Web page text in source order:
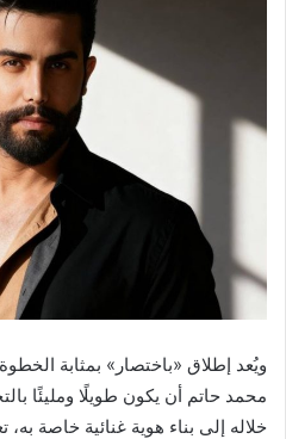
ويُعد إطلاق «باختصار» بمثابة
محمد حاتم أن يكون طويلًا ومليئًا
خلاله إلى بناء هوية غنائية خاصة